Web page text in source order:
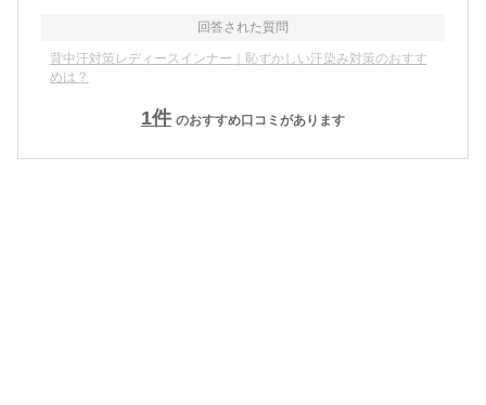
回答された質問
背中汗対策レディースインナー｜恥ずかしい汗染み対策のおすす
めは？
1件 のおすすめ口コミがあります